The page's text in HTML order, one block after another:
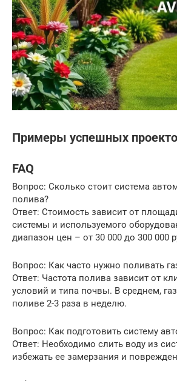
Примеры успешных
FAQ
Вопрос: Сколько стоит система
полива?
Ответ: Стоимость зависит от
системы и используемого
диапазон цен – от 30 000 до 300 000
Вопрос: Как часто нужно поливать
Ответ: Частота полива зависит от
условий и типа почвы. В среднем,
поливе 2-3 раза в неделю.
Вопрос: Как подготовить систему
Ответ: Необходимо слить воду из
избежать ее замерзания и